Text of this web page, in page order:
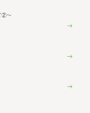
②～